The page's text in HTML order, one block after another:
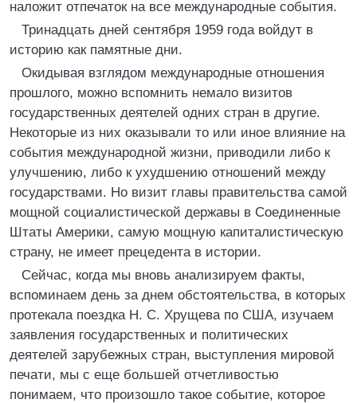
наложит отпечаток на все международные события.
Тринадцать дней сентября 1959 года войдут в
историю как памятные дни.
Окидывая взглядом международные отношения
прошлого, можно вспомнить немало визитов
государственных деятелей одних стран в другие.
Некоторые из них оказывали то или иное влияние на
события международной жизни, приводили либо к
улучшению, либо к ухудшению отношений между
государствами. Но визит главы правительства самой
мощной социалистической державы в Соединенные
Штаты Америки, самую мощную капиталистическую
страну, не имеет прецедента в истории.
Сейчас, когда мы вновь анализируем факты,
вспоминаем день за днем обстоятельства, в которых
протекала поездка Н. С. Хрущева по США, изучаем
заявления государственных и политических
деятелей зарубежных стран, выступления мировой
печати, мы с еще большей отчетливостью
понимаем, что произошло такое событие, которое